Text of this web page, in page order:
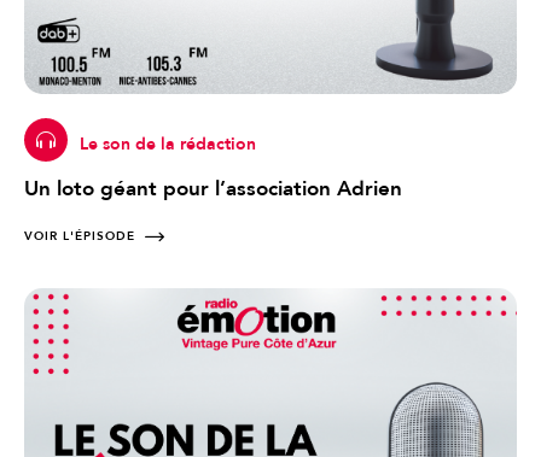
Le son de la rédaction
Un loto géant pour l’association Adrien
VOIR L'ÉPISODE